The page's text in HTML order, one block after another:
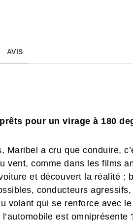
AVIS
pour un virage à 180
Maribel a cru que conduire,
vent, comme dans les films
et découvert la réalité :
conducteurs
volant qui se renforce avec
est omniprésente